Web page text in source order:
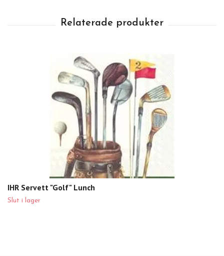
IHR Servett "Golf" Lunch
Slut i lager